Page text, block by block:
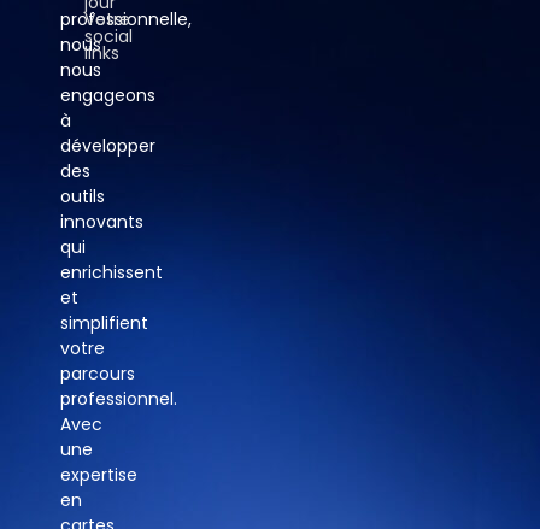
professionnelle,
nous
nous
engageons
à
développer
des
outils
innovants
qui
enrichissent
et
simplifient
votre
parcours
professionnel.
Avec
une
expertise
en
Votre
social
links